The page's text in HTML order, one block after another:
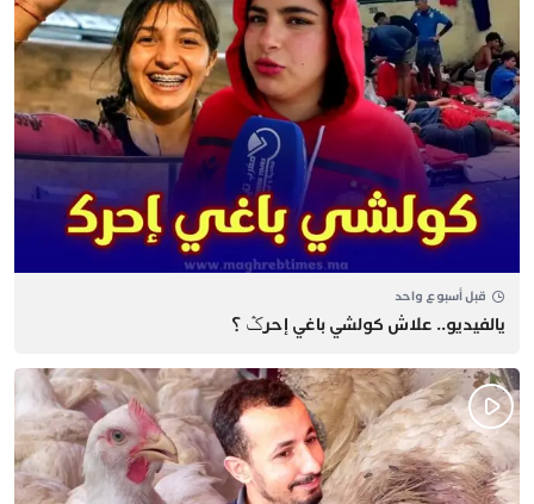
قبل أسبوع واحد
يالفيديو.. علاش كولشي باغي إحرݣ ؟